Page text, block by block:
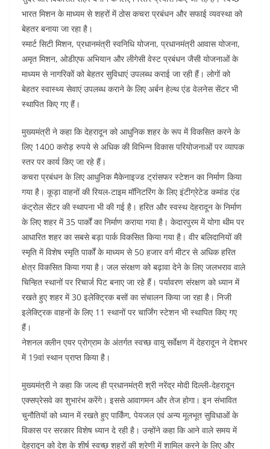
भारत मिशन के माध्यम से शहरों में ठोस कचरा प्रबंधन और सफाई व्यवस्था को
बेहतर बनाया जा रहा है।
स्मार्ट सिटी मिशन, प्रधानमंत्री स्वनिधि योजना, प्रधानमंत्री आवास योजना,
अमृत मिशन, ओडीएफ अभियान और लीगेसी वेस्ट प्रबंधन जैसी योजनाओं के
माध्यम से नागरिकों को बेहतर सुविधाएं उपलब्ध कराई जा रही हैं। लोगों को
बेहतर स्वास्थ्य सेवाएं उपलब्ध कराने के लिए अर्बन हेल्थ एंड वेलनेस सेंटर भी
स्थापित किए गए हैं।
मुख्यमंत्री ने कहा कि देहरादून को आधुनिक शहर के रूप में विकसित करने के
लिए 1400 करोड़ रुपये से अधिक की विभिन्न विकास परियोजनाओं पर व्यापक
स्तर पर कार्य किए जा रहे हैं।
कचरा प्रबंधन के लिए आधुनिक मैकेनाइज्ड ट्रांसफर स्टेशन का निर्माण किया
गया है। कूड़ा वाहनों की रियल-टाइम मॉनिटरिंग के लिए इंटीग्रेटेड कमांड एंड
कंट्रोल सेंटर की स्थापना भी की गई है। हरित और स्वस्थ देहरादून के निर्माण
के लिए शहर में 35 पार्कों का निर्माण कराया गया है। केदारपुरम में योगा थीम पर
आधारित शहर का सबसे बड़ा पार्क विकसित किया गया है। वीर बलिदानियों की
स्मृति में विशेष स्मृति पार्कों के माध्यम से 50 हजार वर्ग मीटर से अधिक हरित
क्षेत्र विकसित किया गया है। जल संरक्षण को बढ़ावा देने के लिए जलभराव वाले
चिन्हित स्थानों पर रिचार्ज पिट बनाए जा रहे हैं। पर्यावरण संरक्षण को ध्यान में
रखते हुए शहर में 30 इलेक्ट्रिक बसों का संचालन किया जा रहा है। निजी
इलेक्ट्रिक वाहनों के लिए 11 स्थानों पर चार्जिंग स्टेशन भी स्थापित किए गए
हैं।
नेशनल क्लीन एयर प्रोग्राम के अंतर्गत स्वच्छ वायु सर्वेक्षण में देहरादून ने देशभर
में 19वां स्थान प्राप्त किया है।
मुख्यमंत्री ने कहा कि जल्द ही प्रधानमंत्री श्री नरेंद्र मोदी दिल्ली-देहरादून
एक्सप्रेसवे का शुभारंभ करेंगे। इससे आवागमन और तेज होगा। इन संभावित
चुनौतियों को ध्यान में रखते हुए पार्किंग, पेयजल एवं अन्य मूलभूत सुविधाओं के
विकास पर सरकार विशेष ध्यान दे रही है। उन्होंने कहा कि आने वाले समय में
देहरादून को देश के शीर्ष स्वच्छ शहरों की श्रेणी में शामिल करने के लिए और